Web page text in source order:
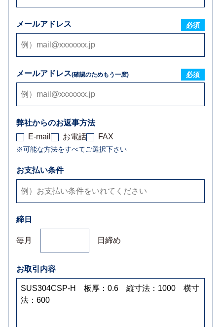
メールアドレス 必須
メールアドレス(確認のためもう一度) 必須
弊社からのお返事方法
E-mail
お電話 FAX
※可能な方法をすべてご選択下さい
お支払い条件
締日
毎月 日締め
お取引内容